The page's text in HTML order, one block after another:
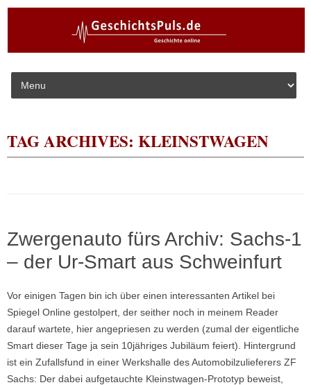
Skip to content
TAG ARCHIVES: KLEINSTWAGEN
Zwergenauto fürs Archiv: Sachs-1
– der Ur-Smart aus Schweinfurt
Vor einigen Tagen bin ich über einen interessanten Artikel bei
Spiegel Online gestolpert, der seither noch in meinem Reader
darauf wartete, hier angepriesen zu werden (zumal der eigentliche
Smart dieser Tage ja sein 10jähriges Jubiläum feiert). Hintergrund
ist ein Zufallsfund in einer Werkshalle des Automobilzulieferers ZF
Sachs: Der dabei aufgetauchte Kleinstwagen-Prototyp beweist,